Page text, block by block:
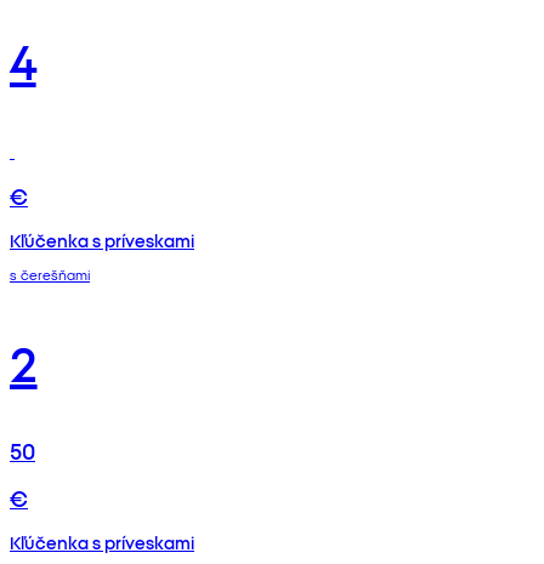
4
€
Kľúčenka s príveskami
s čerešňami
2
50
€
Kľúčenka s príveskami